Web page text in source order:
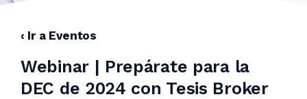
‹ Ir a Eventos
Webinar | Prepárate para la
DEC de 2024 con Tesis Broker